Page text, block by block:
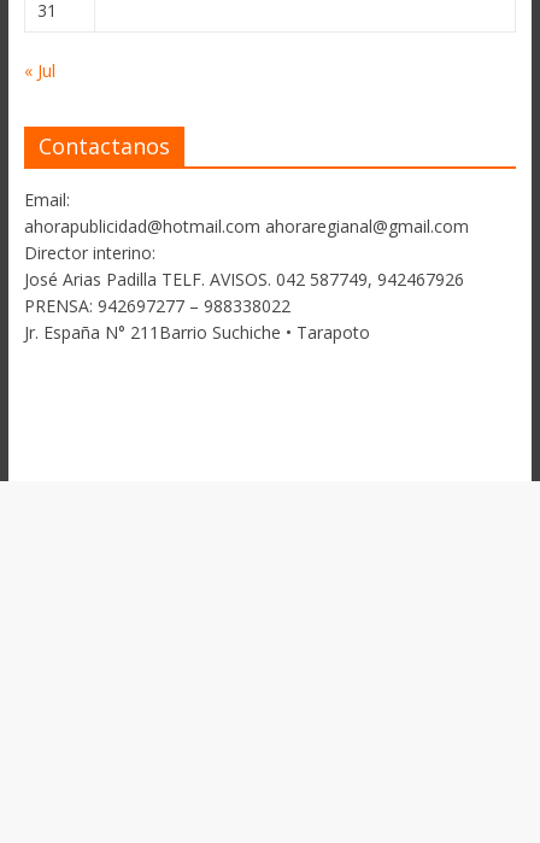
31
« Jul
Contactanos
Email:
ahorapublicidad@hotmail.com ahoraregianal@gmail.com
Director interino:
José Arias Padilla TELF. AVISOS. 042 587749, 942467926
PRENSA: 942697277 – 988338022
Jr. España N° 211Barrio Suchiche • Tarapoto